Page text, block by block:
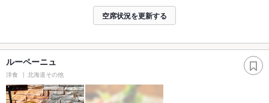
空席状況を更新する
ルーペーニュ
洋食 北海道その他